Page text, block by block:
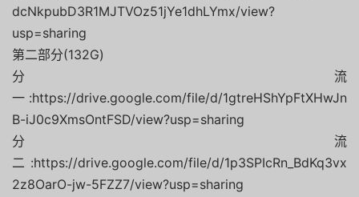
dcNkpubD3R1MJTVOz51jYe1dhLYmx/view?
usp=sharing
第二部分(132G)
分流
一:https://drive.google.com/file/d/1gtreHShYpFtXHwJn
B-iJ0c9XmsOntFSD/view?usp=sharing
分流
二:https://drive.google.com/file/d/1p3SPIcRn_BdKq3vx
2z8OarO-jw-5FZZ7/view?usp=sharing